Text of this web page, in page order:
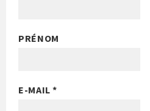
PRÉNOM
E-MAIL*